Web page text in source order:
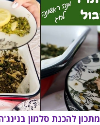
מתכון להכנת סלמון